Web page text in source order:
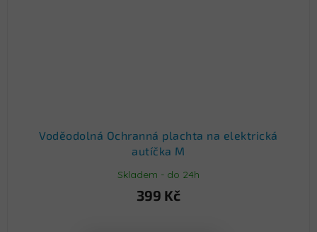
Voděodolná Ochranná plachta na elektrická
autíčka M
Skladem - do 24h
399 Kč